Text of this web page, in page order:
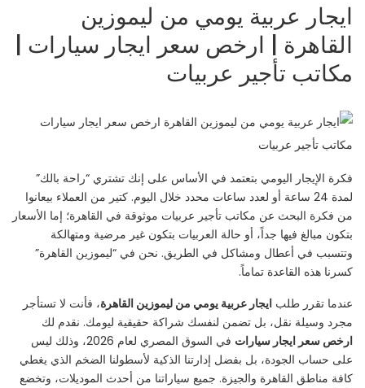
ايجار عربية يومي من ليموزين
القاهرة | ارخص سعر ايجار سيارات |
مكاتب تأجير عربيات
فكرة الإيجار اليومي بتعتمد في الأساس على إنك تشتري “راحة بالك”
لمدة 24 ساعة أو لعدد ساعات محدد خلال اليوم. كتير من العملاء بيعانوا
من فكرة البحث عن مكاتب تأجير عربيات موثوقة في القاهرة؛ إما الأسعار
بتكون مبالغ فيها جداً، أو حالة العربيات بتكون غير مرضية ومتهالكة
وتتسبب في أعطال ومشاكل في الطريق. نحن في “ليموزين القاهرة”
كسرنا هذه القاعدة تماماً.
عندما تقرر طلب ايجار عربية يومي من ليموزين القاهرة، فأنت لا تستأجر
مجرد وسيلة نقل، بل تضمن لنفسك شراكة حقيقية ليومك. نقدم لك
ارخص سعر ايجار سيارات
في السوق المصري لعام 2026، وذلك ليس
على حساب الجودة، بل بفضل إدارتنا الذكية لأسطولنا الضخم الذي يغطي
كافة مناطق القاهرة والجيزة. جميع سياراتنا من أحدث الموديلات، وتخضع